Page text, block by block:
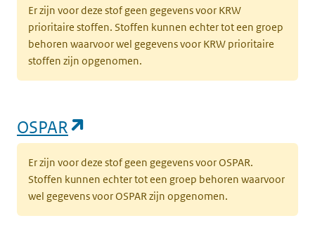
Er zijn voor deze stof geen gegevens voor KRW
prioritaire stoffen. Stoffen kunnen echter tot een groep
behoren waarvoor wel gegevens voor KRW prioritaire
stoffen zijn opgenomen.
OSPAR
Er zijn voor deze stof geen gegevens voor OSPAR.
Stoffen kunnen echter tot een groep behoren waarvoor
wel gegevens voor OSPAR zijn opgenomen.